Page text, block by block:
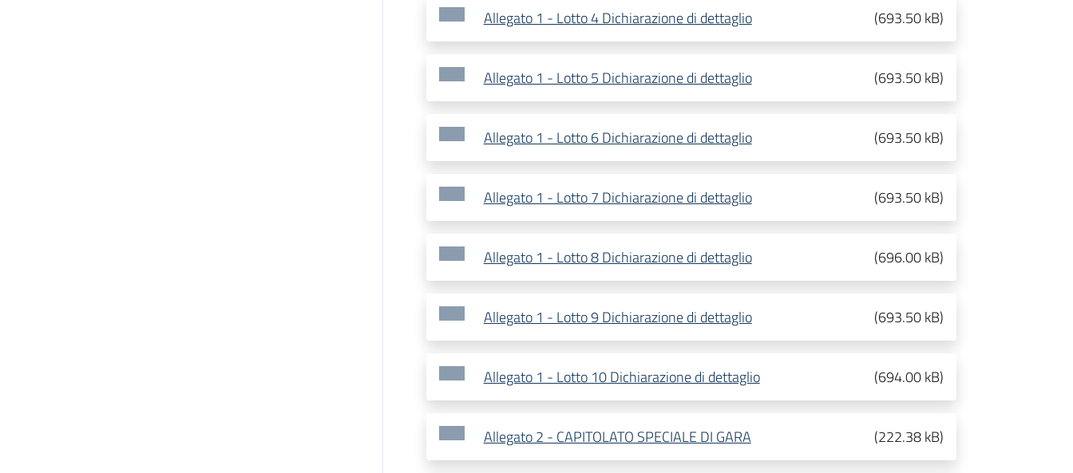
Allegato 1 - Lotto 4 Dichiarazione di dettaglio (693.50 kB)
Allegato 1 - Lotto 5 Dichiarazione di dettaglio (693.50 kB)
Allegato 1 - Lotto 6 Dichiarazione di dettaglio (693.50 kB)
Allegato 1 - Lotto 7 Dichiarazione di dettaglio (693.50 kB)
Allegato 1 - Lotto 8 Dichiarazione di dettaglio (696.00 kB)
Allegato 1 - Lotto 9 Dichiarazione di dettaglio (693.50 kB)
Allegato 1 - Lotto 10 Dichiarazione di dettaglio (694.00 kB)
Allegato 2 - CAPITOLATO SPECIALE DI GARA (222.38 kB)